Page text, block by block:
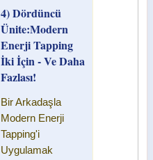
4) Dördüncü
Ünite:Modern
Enerji Tapping
İki İçin - Ve Daha
Fazlası!
Bir Arkadaşla
Modern Enerji
Tapping'i
Uygulamak